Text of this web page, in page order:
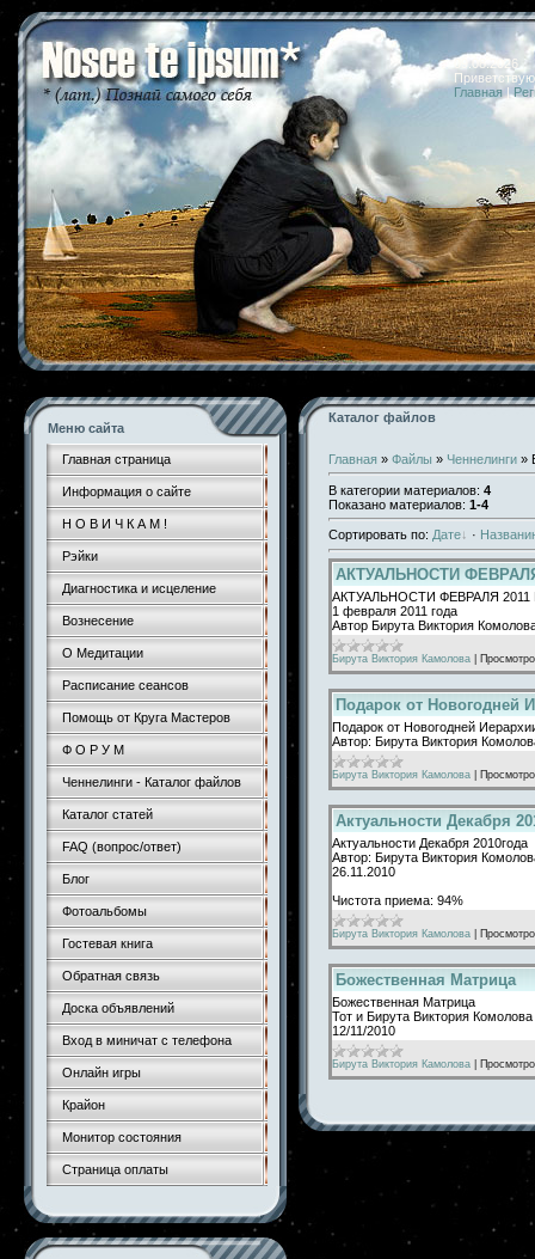
09.08.2026
Главная |
Меню сайта
Главная страница
Информация о сайте
Н О В И Ч К А М !
Рэйки
Диагностика и исцеление
Вознесение
О Медитации
Расписание сеансов
Помощь от Круга Мастеров
Ф О Р У М
Ченнелинги - Каталог файлов
Каталог статей
FAQ (вопрос/ответ)
Блог
Фотоальбомы
Гостевая книга
Обратная связь
Доска объявлений
Вход в миничат с телефона
Онлайн игры
Крайон
Монитор состояния
Страница оплаты
Каталог файлов
Главная » Файлы » Ченнелинги »
В категории материалов: 4
Показано материалов: 1-4
Сортировать по: Дате ·
АКТУАЛЬНОСТИ
АКТУАЛЬНОСТИ ФЕВРАЛЯ 2011
1 февраля 2011 года
Автор Бирута Виктория
Бирута Виктория Камолова
Подарок от Новогодней
Подарок от Новогодней
Автор: Бирута Виктория
Бирута Виктория Камолова
Актуальности Декабря
Актуальности Декабря 2010года
Автор: Бирута Виктория
26.11.2010
Чистота приема: 94%
Бирута Виктория Камолова
Божественная Матрица
Божественная Матрица
Тот и Бирута Виктория Комолова
12/11/2010
Бирута Виктория Камолова